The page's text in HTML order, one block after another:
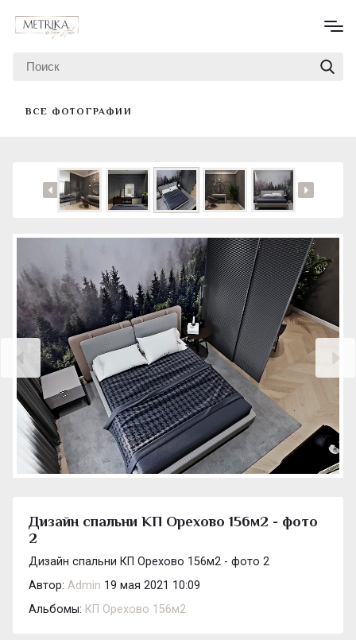
ВСЕ ФОТОГРАФИИ
Дизайн спальни КП Орехово 156м2 - фото
2
Дизайн спальни КП Орехово 156м2 - фото 2
Автор: Admin 19 мая 2021 10:09
Альбомы: КП Орехово 156м2